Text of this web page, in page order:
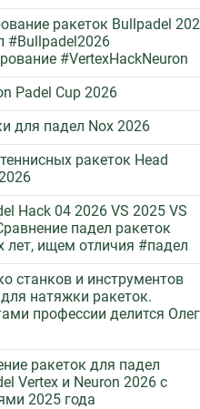
ракеток Bullpadel
#Bullpadel2026
#VertexHackNeuron
Padel Cup 2026
для падел Nox 2026
ракеток Head
Hack 04 2026 VS 2025 VS
падел ракеток
лет, ищем отличия #падел
станков и инструментов
натяжки ракеток.
профессии делится Олег
ракеток для падел
Vertex и Neuron 2026 c
2025 года